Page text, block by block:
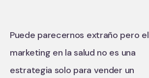
Puede parecernos extraño pero el
marketing en la salud no es una
estrategia solo para vender un